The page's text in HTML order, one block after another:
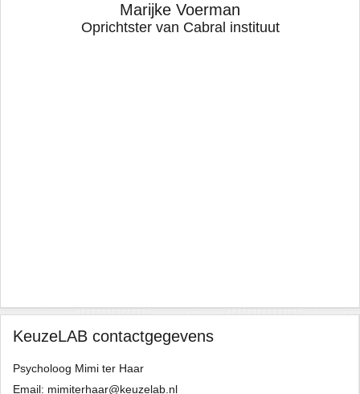
Marijke Voerman
Oprichtster van Cabral instituut
KeuzeLAB contactgegevens
Psycholoog Mimi ter Haar
Email: mimiterhaar@keuzelab.nl